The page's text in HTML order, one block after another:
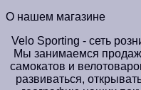
О нашем магазине
Velo Sporting - сеть
Мы занимаемся
самокатов и
развиваться,